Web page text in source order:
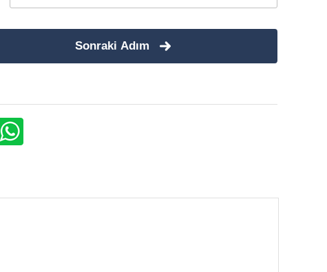
Sonraki Adım